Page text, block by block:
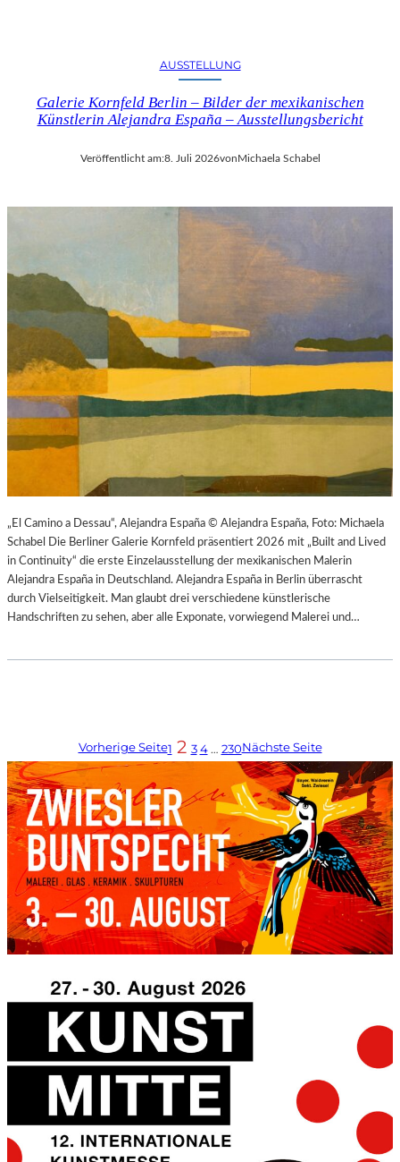
AUSSTELLUNG
Galerie Kornfeld Berlin – Bilder der mexikanischen
Künstlerin Alejandra España – Ausstellungsbericht
Veröffentlicht am:8. Juli 2026vonMichaela Schabel
„El Camino a Dessau“, Alejandra España © Alejandra España, Foto: Michaela
Schabel Die Berliner Galerie Kornfeld präsentiert 2026 mit „Built and Lived
in Continuity“ die erste Einzelausstellung der mexikanischen Malerin
Alejandra España in Deutschland. Alejandra España in Berlin überrascht
durch Vielseitigkeit. Man glaubt drei verschiedene künstlerische
Handschriften zu sehen, aber alle Exponate, vorwiegend Malerei und…
Vorherige Seite1 2 3 4 … 230Nächste Seite